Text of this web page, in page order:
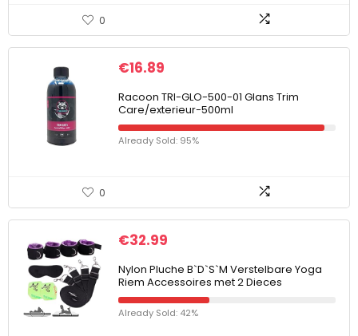
0
€16.89
Racoon TRI-GLO-500-01 Glans Trim
Care/exterieur-500ml
Already Sold: 95%
0
€32.99
Nylon Pluche B`D`S`M Verstelbare Yoga
Riem Accessoires met 2 Dieces
Already Sold: 42%